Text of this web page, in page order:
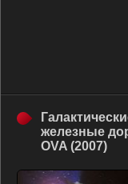
железные
OVA (2007)